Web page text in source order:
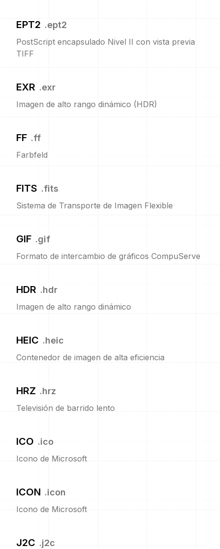
EPT2 .ept2
PostScript encapsulado Nivel II con vista previa
TIFF
EXR .exr
Imagen de alto rango dinámico (HDR)
FF .ff
Farbfeld
FITS .fits
Sistema de Transporte de Imagen Flexible
GIF .gif
Formato de intercambio de gráficos CompuServe
HDR .hdr
Imagen de alto rango dinámico
HEIC .heic
Contenedor de imagen de alta eficiencia
HRZ .hrz
Televisión de barrido lento
ICO .ico
Icono de Microsoft
ICON .icon
Icono de Microsoft
J2C .j2c